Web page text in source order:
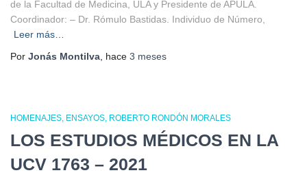
de la Facultad de Medicina, ULA y Presidente de APULA.
Coordinador: – Dr. Rómulo Bastidas. Individuo de Número,
Leer más…
Por Jonás Montilva , hace 3 meses
HOMENAJES ENSAYOS ROBERTO RONDÓN MORALES
LOS ESTUDIOS MÉDICOS EN LA
UCV 1763 – 2021